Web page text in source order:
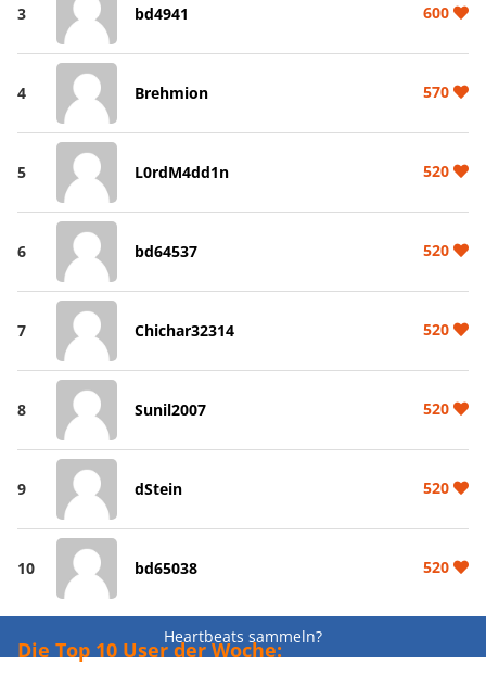
3 bd4941 600
4 Brehmion 570
5 L0rdM4dd1n 520
6 bd64537 520
7 Chichar32314 520
8 Sunil2007 520
9 dStein 520
10 bd65038 520
Heartbeats sammeln?
Die Top 10 User der Woche: